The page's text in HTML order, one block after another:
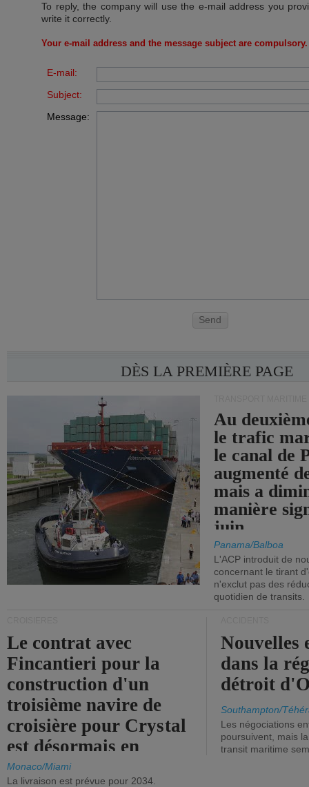
To reply, the company will use the e-mail address you
write it correctly.
Your e-mail address and the message subject are compulsory.
E-mail:
Subject:
Message:
Send
DÈS LA PREMIÈRE PAGE
Au
le trafic
le canal de
augmenté
mais a
manière
juin.
Panama/Balboa
L'ACP introduit de
concernant le tirant
n'exclut pas des
quotidien de transits.
Le contrat avec
Fincantieri pour la
construction d'un
troisième navire de
croisière pour Crystal
est désormais en
vigueur.
Monaco/Miami
La livraison est prévue pour 2034.
Nouvelles
dans la
détroit
Southampton/
Les négociations
poursuivent, mais
transit maritime